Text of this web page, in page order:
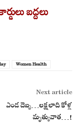
బద్దలు
Women Health
Next article
ఎండ దెబ్బ‌…ల‌క్ష‌లాది కోళ్ల
మృత్యువాత‌…!